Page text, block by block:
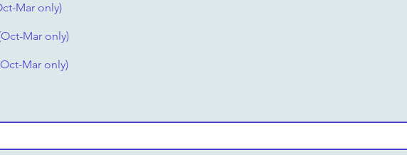
Mar only)
Mar only)
Mar only)